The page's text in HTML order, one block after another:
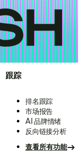
跟踪
排名跟踪
市场报告
AI 品牌情绪
反向链接分析
查看所有功能